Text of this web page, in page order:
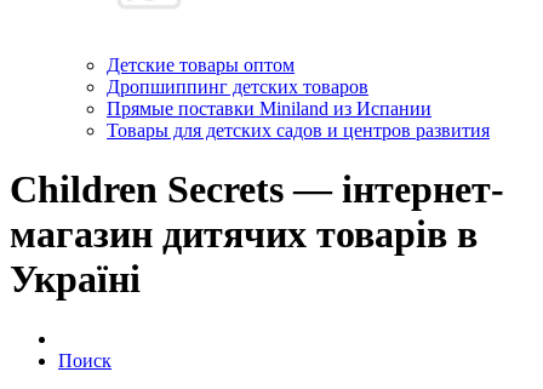
Детские товары оптом
Дропшиппинг детских товаров
Прямые поставки Miniland из Испании
Товары для детских садов и центров развития
Children Secrets — інтернет-
магазин дитячих товарів в
Україні
Поиск